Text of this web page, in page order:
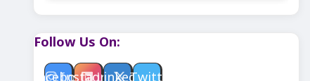
Follow Us On:
Facebook
Instagram
LinkedinTwitter